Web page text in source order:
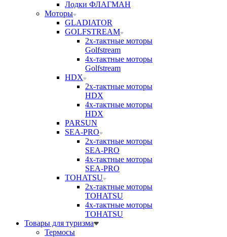
Лодки ФЛАГМАН
Моторы
GLADIATOR
GOLFSTREAM
2х-тактные моторы
Golfstream
4х-тактные моторы
Golfstream
HDX
2х-тактные моторы
HDX
4х-тактные моторы
HDX
PARSUN
SEA-PRO
2х-тактные моторы
SEA-PRO
4х-тактные моторы
SEA-PRO
TOHATSU
2х-тактные моторы
TOHATSU
4х-тактные моторы
TOHATSU
Товары для туризма
Термосы